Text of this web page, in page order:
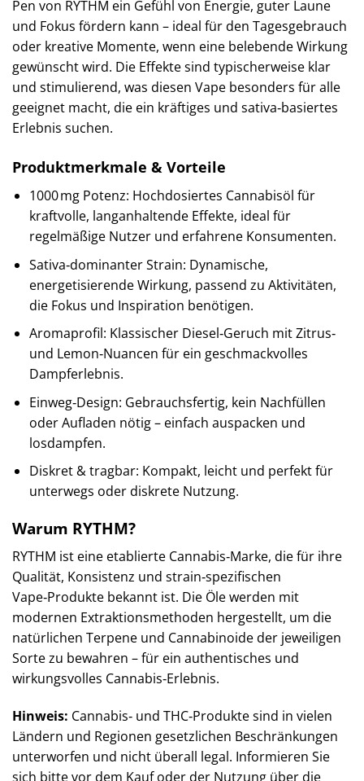
Pen von RYTHM ein Gefühl von Energie, guter Laune
und Fokus fördern kann – ideal für den Tagesgebrauch
oder kreative Momente, wenn eine belebende Wirkung
gewünscht wird. Die Effekte sind typischerweise klar
und stimulierend, was diesen Vape besonders für alle
geeignet macht, die ein kräftiges und sativa‑basiertes
Erlebnis suchen.
Produktmerkmale & Vorteile
1000 mg Potenz: Hochdosiertes Cannabisöl für
kraftvolle, langanhaltende Effekte, ideal für
regelmäßige Nutzer und erfahrene Konsumenten.
Sativa‑dominanter Strain: Dynamische,
energetisierende Wirkung, passend zu Aktivitäten,
die Fokus und Inspiration benötigen.
Aromaprofil: Klassischer Diesel‑Geruch mit Zitrus‑
und Lemon‑Nuancen für ein geschmackvolles
Dampferlebnis.
Einweg‑Design: Gebrauchsfertig, kein Nachfüllen
oder Aufladen nötig – einfach auspacken und
losdampfen.
Diskret & tragbar: Kompakt, leicht und perfekt für
unterwegs oder diskrete Nutzung.
Warum RYTHM?
RYTHM ist eine etablierte Cannabis‑Marke, die für ihre
Qualität, Konsistenz und strain‑spezifischen
Vape‑Produkte bekannt ist. Die Öle werden mit
modernen Extraktionsmethoden hergestellt, um die
natürlichen Terpene und Cannabinoide der jeweiligen
Sorte zu bewahren – für ein authentisches und
wirkungsvolles Cannabis‑Erlebnis.
Hinweis: Cannabis‑ und THC‑Produkte sind in vielen
Ländern und Regionen gesetzlichen Beschränkungen
unterworfen und nicht überall legal. Informieren Sie
sich bitte vor dem Kauf oder der Nutzung über die